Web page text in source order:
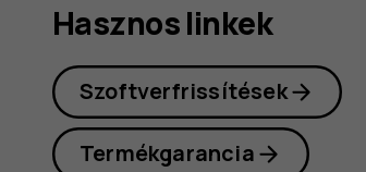
Hasznos linkek
Szoftverfrissítések
Termékgarancia